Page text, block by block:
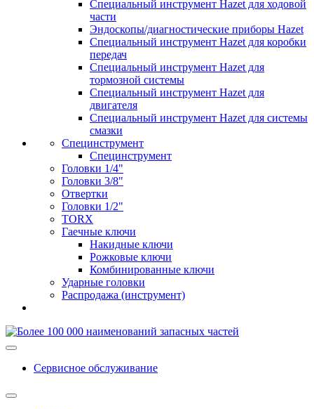
Специальный инструмент Hazet для ходовой
части
Эндоскопы/диагностические приборы Hazet
Специальный инструмент Hazet для коробки
передач
Специальный инструмент Hazet для
тормозной системы
Специальный инструмент Hazet для
двигателя
Специальный инструмент Hazet для системы
смазки
Специнструмент
Специнструмент
Головки 1/4"
Головки 3/8"
Отвертки
Головки 1/2"
TORX
Гаечные ключи
Накидные ключи
Рожковые ключи
Комбинированные ключи
Ударные головки
Распродажа (инструмент)
Сервисное обслуживание